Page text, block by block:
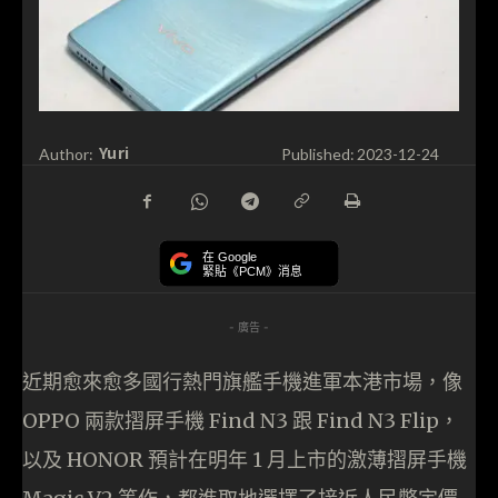
Author: Yuri Published: 2023-12-24
在 Google
緊貼《PCM》消息
- 廣告 -
近期愈來愈多國行熱門旗艦手機進軍本港市場，像
OPPO 兩款摺屏手機 Find N3 跟 Find N3 Flip，
以及 HONOR 預計在明年 1 月上市的激薄摺屏手機